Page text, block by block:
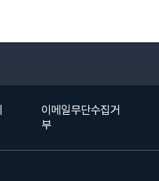
이메일무단수집거
부